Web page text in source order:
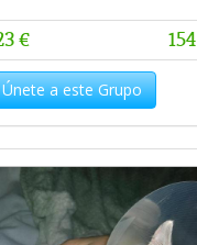
€ 154
Únete a este Grupo